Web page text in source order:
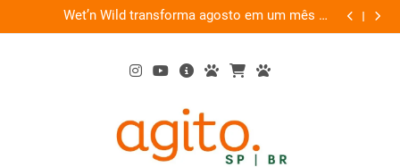
to
Wet’n Wild transforma agosto em um mês de
diversão e conexão
“Led